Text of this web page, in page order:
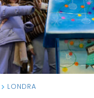
LONDRA